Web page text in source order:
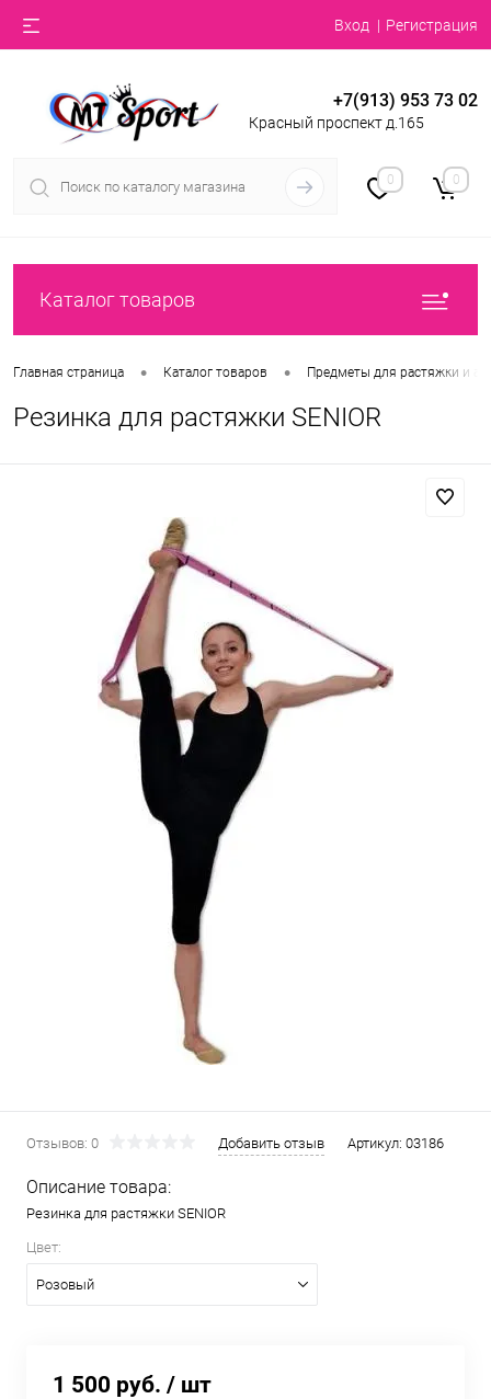
Вход Регистрация
+7(913) 953 73 02
Красный проспект д.165
0 0
Каталог товаров
Главная страница • Каталог товаров • Предметы для растяжки и
Резинка для растяжки SENIOR
Отзывов: 0 Добавить отзыв Артикул: 03186
Описание товара:
Резинка для растяжки SENIOR
Цвет:
Розовый
1 500 руб. / шт